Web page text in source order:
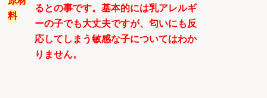
料
るとの事です。基本的には乳アレルギ
ーの子でも大丈夫ですが、匂いにも反
応してしまう敏感な子についてはわか
りません。